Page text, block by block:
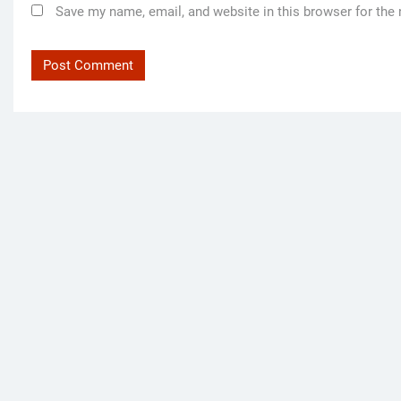
Save my name, email, and website in this browser for